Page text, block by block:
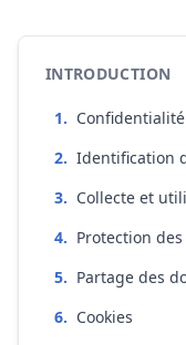
INTRODUCTION
1.
2. Identification
3. Collecte et
4. Protection
5. Partage des
6. Cookies